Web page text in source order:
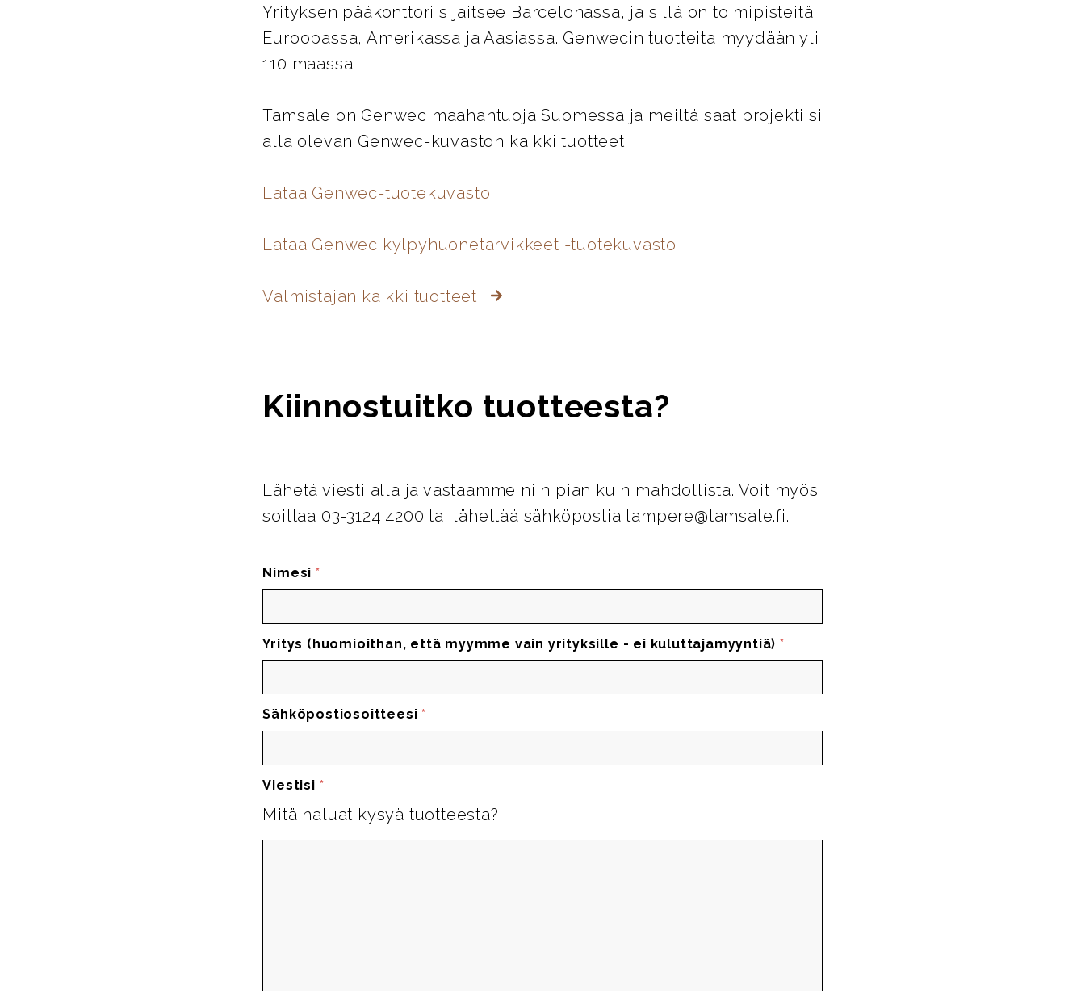
Yrityksen pääkonttori sijaitsee Barcelonassa, ja sillä on toimipisteitä
Euroopassa, Amerikassa ja Aasiassa. Genwecin tuotteita myydään yli
110 maassa.
Tamsale on Genwec maahantuoja Suomessa ja meiltä saat projektiisi
alla olevan Genwec-kuvaston kaikki tuotteet.
Lataa Genwec-tuotekuvasto
Lataa Genwec kylpyhuonetarvikkeet -tuotekuvasto
Valmistajan kaikki tuotteet
Kiinnostuitko tuotteesta?
Lähetä viesti alla ja vastaamme niin pian kuin mahdollista. Voit myös
soittaa 03-3124 4200 tai lähettää sähköpostia tampere@tamsale.fi.
Nimesi *
Yritys (huomioithan, että myymme vain yrityksille - ei kuluttajamyyntiä) *
Sähköpostiosoitteesi *
Viestisi *
Mitä haluat kysyä tuotteesta?